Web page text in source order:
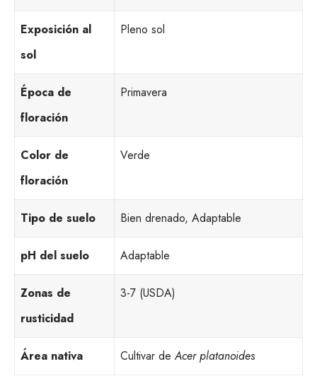
Exposición al
sol
Pleno sol
Época de
floración
Primavera
Color de
floración
Verde
Tipo de suelo Bien drenado, Adaptable
pH del suelo Adaptable
Zonas de
rusticidad
3-7 (USDA)
Área nativa Cultivar deAcer platanoides